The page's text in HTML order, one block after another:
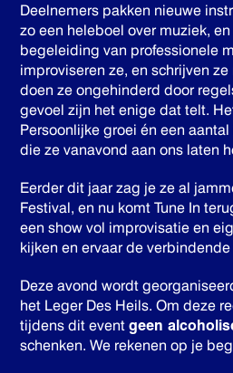
Deelnemers pakken nieuwe
zo een heleboel over muziek,
begeleiding van professionele
improviseren ze, en schrijven
doen ze ongehinderd door
gevoel zijn het enige dat telt.
Persoonlijke groei én een
die ze vanavond aan ons laten
Eerder dit jaar zag je ze al
Festival, en nu komt Tune In
een show vol improvisatie en
kijken en ervaar de
Deze avond wordt
het Leger Des Heils. Om deze
tijdens dit eventgeen
schenken. We rekenen op je